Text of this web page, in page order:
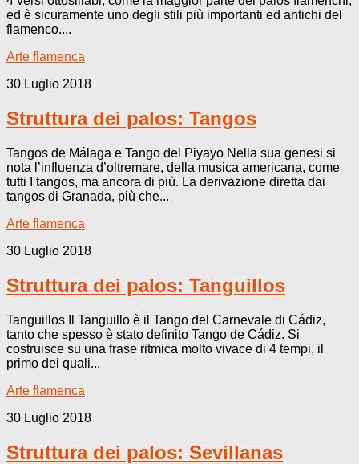
ed è sicuramente uno degli stili più importanti ed antichi del
flamenco....
Arte flamenca
30 Luglio 2018
Struttura dei palos: Tangos
Tangos de Málaga e Tango del Piyayo Nella sua genesi si
nota l’influenza d’oltremare, della musica americana, come
tutti I tangos, ma ancora di più. La derivazione diretta dai
tangos di Granada, più che...
Arte flamenca
30 Luglio 2018
Struttura dei palos: Tanguillos
Tanguillos Il Tanguillo è il Tango del Carnevale di Cádiz,
tanto che spesso è stato definito Tango de Cádiz. Si
costruisce su una frase ritmica molto vivace di 4 tempi, il
primo dei quali...
Arte flamenca
30 Luglio 2018
Struttura dei palos: Sevillanas